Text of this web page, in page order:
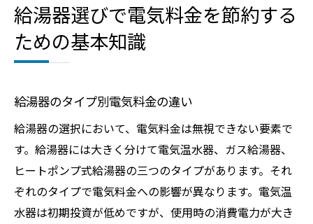
給湯器の寿命と効率性を見極める方法
エネルギー効率が高い給湯器の見極め方
省エネ性能の高い給湯器の特徴
新技術を活用した給湯器の選び方
エネルギー効率と電気料金の関係性
電気料金に優しい給湯器メーカーの選定
給湯器の電気代を抑えるための日常的な工夫法
給湯器選びで電気料金を節約する
ための基本知識
給湯器のタイプ別電気料金の違い
給湯器の選択において、電気料金は無視できない要素で
す。給湯器には大きく分けて電気温水器、ガス給湯器、
ヒートポンプ式給湯器の三つのタイプがあります。それ
ぞれのタイプで電気料金への影響が異なります。電気温
水器は初期投資が低めですが、使用時の消費電力が大き